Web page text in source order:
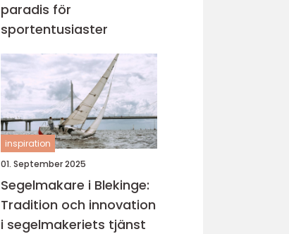
paradis för
sportentusiaster
inspiration
01. September 2025
Segelmakare i Blekinge:
Tradition och innovation
i segelmakeriets tjänst